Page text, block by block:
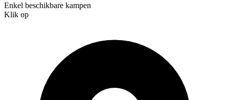
Enkel beschikbare kampen
Klik op